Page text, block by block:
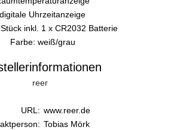
digitale Uhrzeitanzeige
inkl. 1 x CR2032 Batterie
Farbe: weiß/grau
reer
URL: www.reer.de
Tobias Mörk